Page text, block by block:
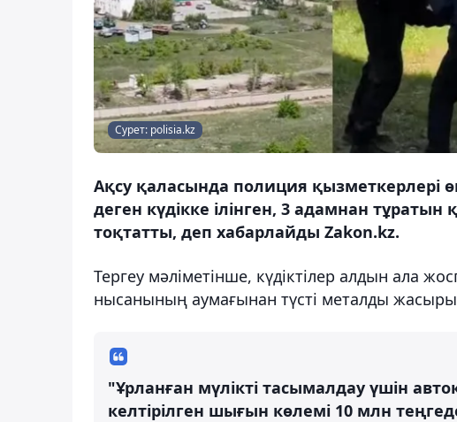
Сурет: polisia.kz
Ақсу қаласында полиция қызметкерлері
деген күдікке ілінген, 3 адамнан
тоқтатты, деп хабарлайды Zakon.kz.
Тергеу мәліметінше, күдіктілер алдын ала
нысанының аумағынан түсті металды
"Ұрланған мүлікті тасымалдау үшін
келтірілген шығын көлемі 10 млн